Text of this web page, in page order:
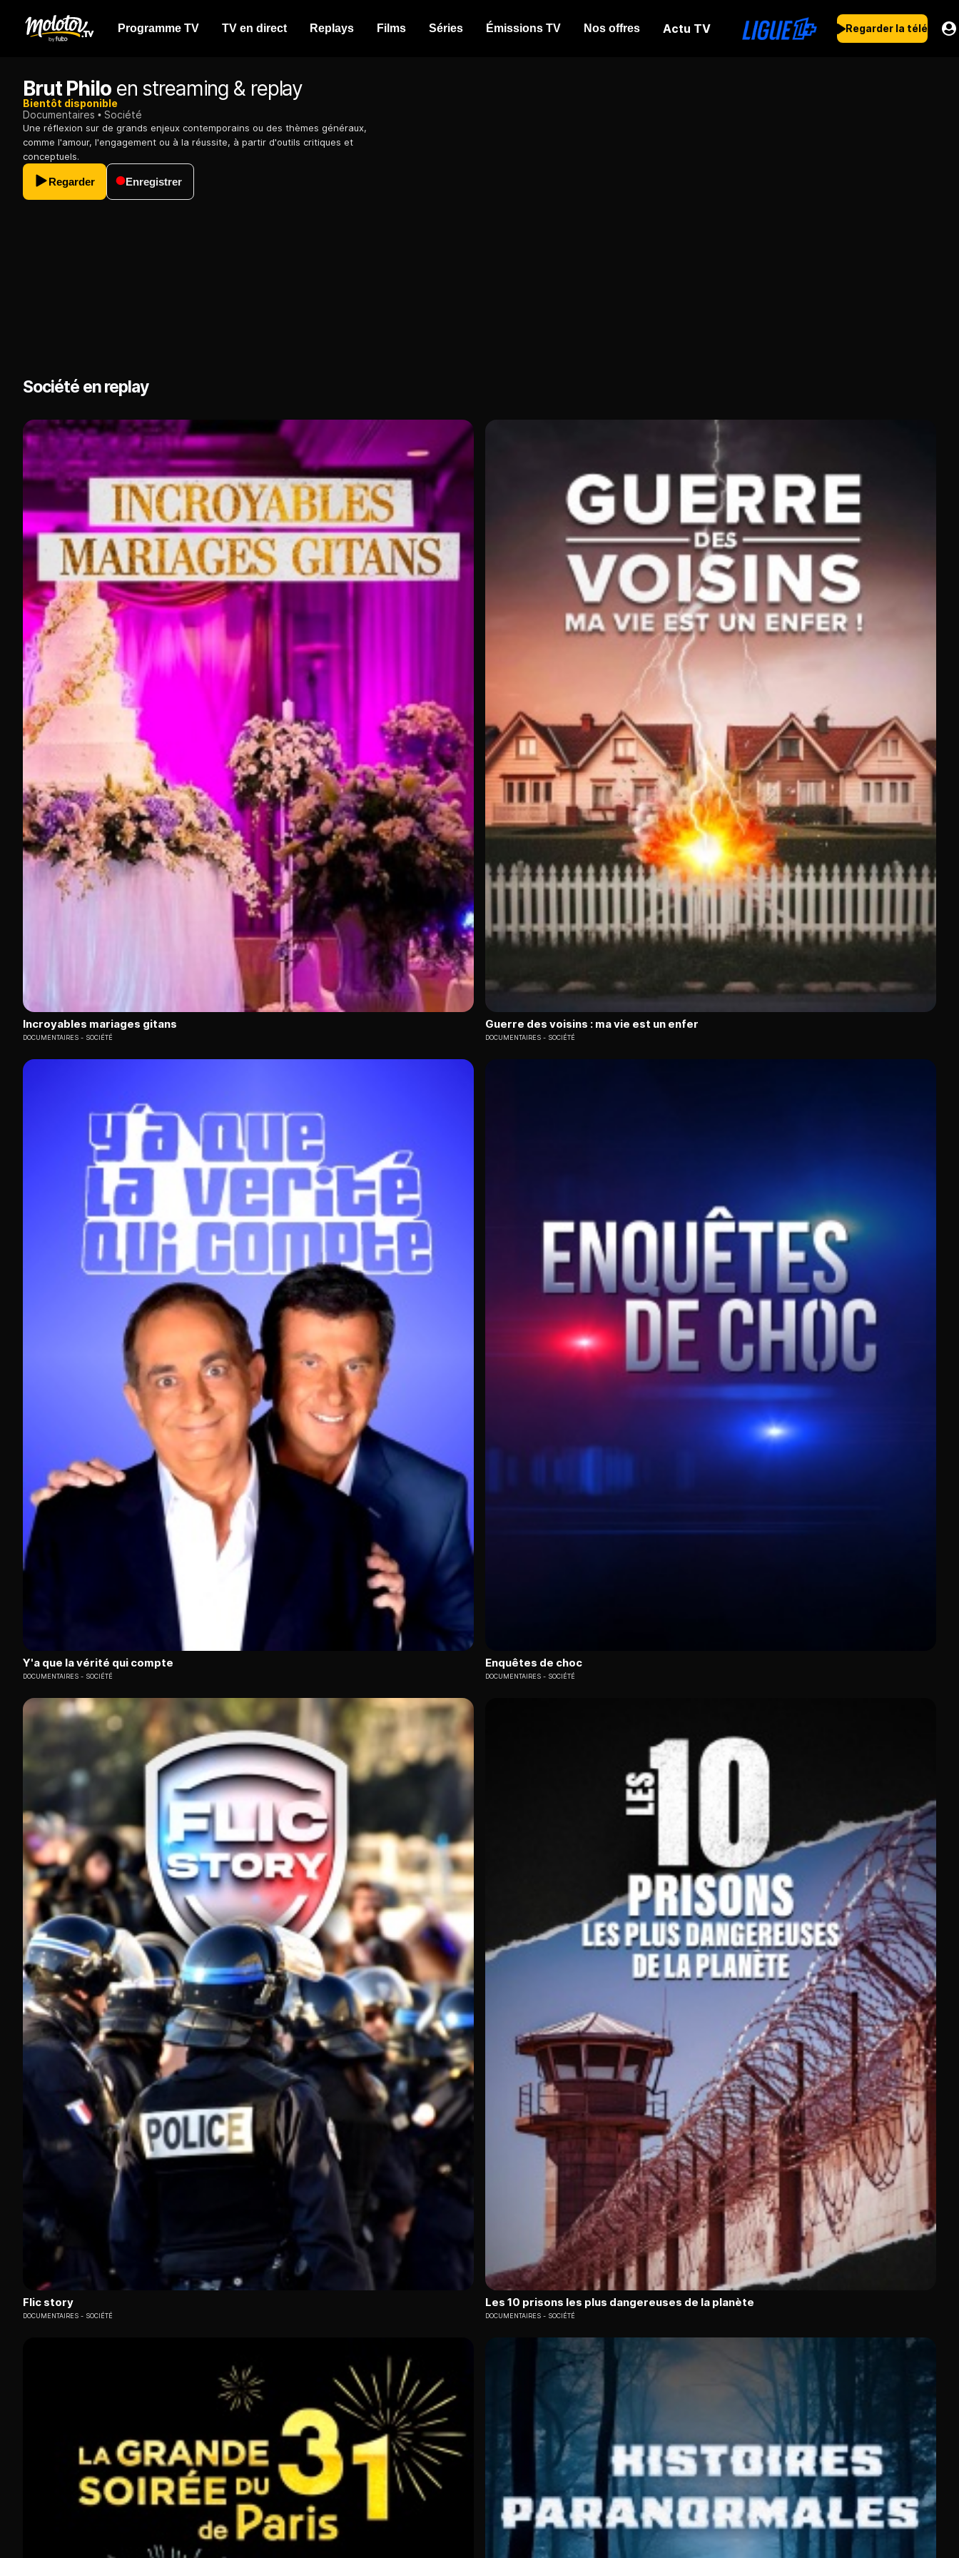
Programme TV TV en direct Replays Films Séries Émissions TV Nos offres Actu TV Regarder la télé
Brut Philoen streaming & replay
Bientôt disponible
Documentaires
Société
Une réflexion sur de grands enjeux contemporains ou des thèmes généraux,
comme l'amour, l'engagement ou à la réussite, à partir d'outils critiques et
conceptuels.
Regarder Enregistrer
Société en replay
Incroyables mariages gitans
DOCUMENTAIRES SOCIÉTÉ
Guerre des voisins : ma vie est un enfer
DOCUMENTAIRES SOCIÉTÉ
Y'a que la vérité qui compte
DOCUMENTAIRES SOCIÉTÉ
Enquêtes de choc
DOCUMENTAIRES SOCIÉTÉ
Flic story
DOCUMENTAIRES SOCIÉTÉ
Les 10 prisons les plus dangereuses de la planète
DOCUMENTAIRES SOCIÉTÉ